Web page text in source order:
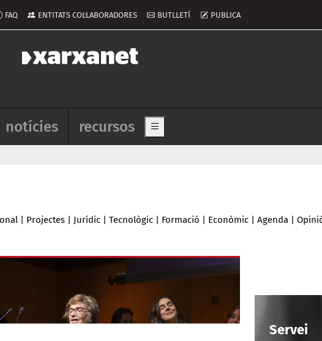
d'usuari
FAQ ENTITATS COL·LABORADORES BUTLLETÍ PUBLICA
Navegació principal de l'encapçalament
notícies recursos Show main menu
| Projectes | Jurídic | Tecnològic | Formació | Econòmic | Agenda |
Servei